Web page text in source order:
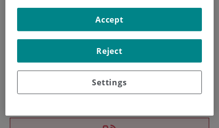
Investigación
Docencia
Settings
Reject
Accept